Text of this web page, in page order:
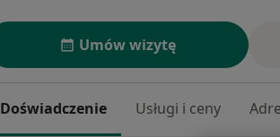
Umów wizytę
Doświadczenie Usługi i ceny